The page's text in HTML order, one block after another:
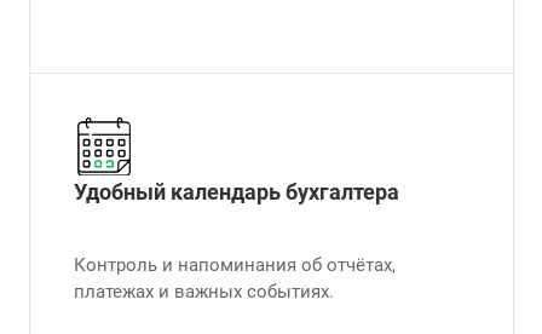
Удобный календарь бухгалтера
Контроль и напоминания об отчётах,
платежах и важных событиях.